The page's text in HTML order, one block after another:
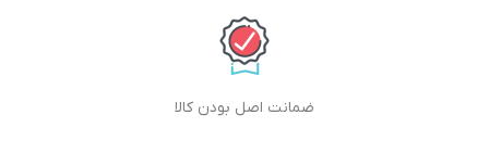
ضمانت اصل بودن کالا